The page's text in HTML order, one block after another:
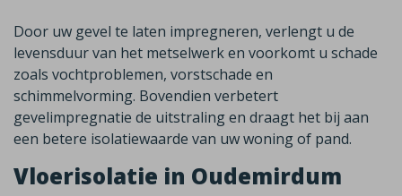
Door uw gevel te laten impregneren, verlengt u de
levensduur van het metselwerk en voorkomt u schade
zoals vochtproblemen, vorstschade en
schimmelvorming. Bovendien verbetert
gevelimpregnatie de uitstraling en draagt het bij aan
een betere isolatiewaarde van uw woning of pand.
Vloerisolatie in Oudemirdum